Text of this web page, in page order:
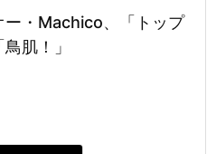
ー・Machico、「トップ
肌！」